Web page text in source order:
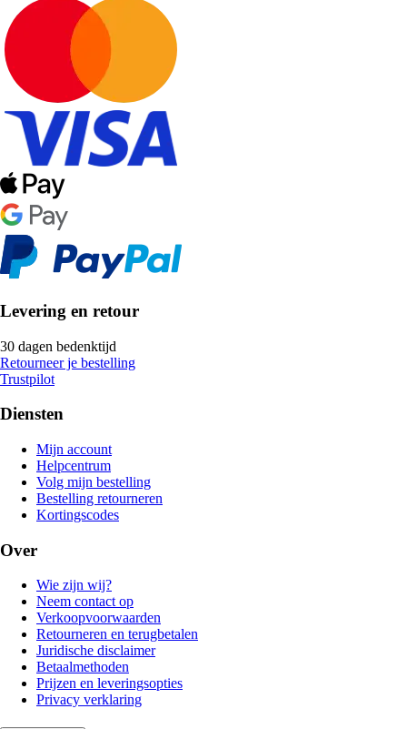
Levering en retour
30 dagen bedenktijd
Retourneer je bestelling
Trustpilot
Diensten
Mijn account
Helpcentrum
Volg mijn bestelling
Bestelling retourneren
Kortingscodes
Over
Wie zijn wij?
Neem contact op
Verkoopvoorwaarden
Retourneren en terugbetalen
Juridische disclaimer
Betaalmethoden
Prijzen en leveringsopties
Privacy verklaring